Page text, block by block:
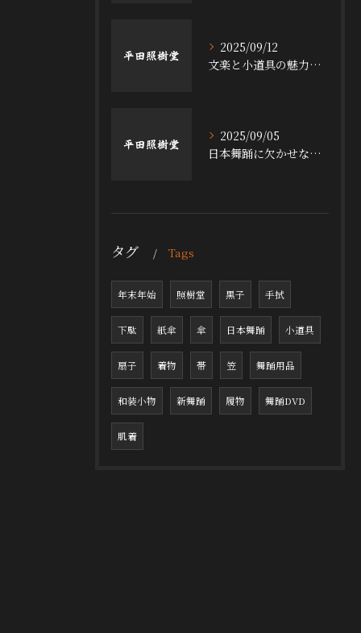
2025/09/12
文楽と小道具の魅力探求
2025/09/05
日本舞踊に欠かせない小道具の魅力
タグ Tags
年末年始 照樹堂 黒子 手拭
下駄 紙傘 傘 日本舞踊 小道具
扇子 着物 帯 笠 舞踊用品
和装小物 新舞踊 履物 舞踊DVD
肌着